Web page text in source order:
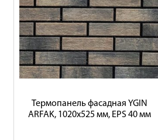
Термопанель фасадная YGIN
ARFAK, 1020х525 мм, EPS 40 мм